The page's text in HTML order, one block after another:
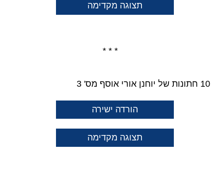
תצוגה מקדימה
* * *
10 חתונות של יוחנן אורי אוסף מס' 3
הורדה ישירה
תצוגה מקדימה